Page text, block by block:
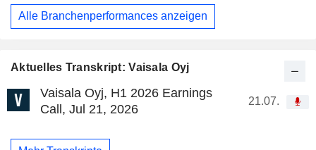
Aktuelles Transkript: Vaisala Oyj
Vaisala Oyj, H1 2026 Earnings
Call, Jul 21, 2026
21.07.
Alle Branchenperformances anzeigen